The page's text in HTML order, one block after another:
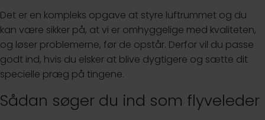
Det er en kompleks opgave at styre luftrummet og du
kan være sikker på, at vi er omhyggelige med kvaliteten,
og løser problemerne, før de opstår. Derfor vil du passe
godt ind, hvis du elsker at blive dygtigere og sætte dit
specielle præg på tingene.
Sådan søger du ind som flyveleder